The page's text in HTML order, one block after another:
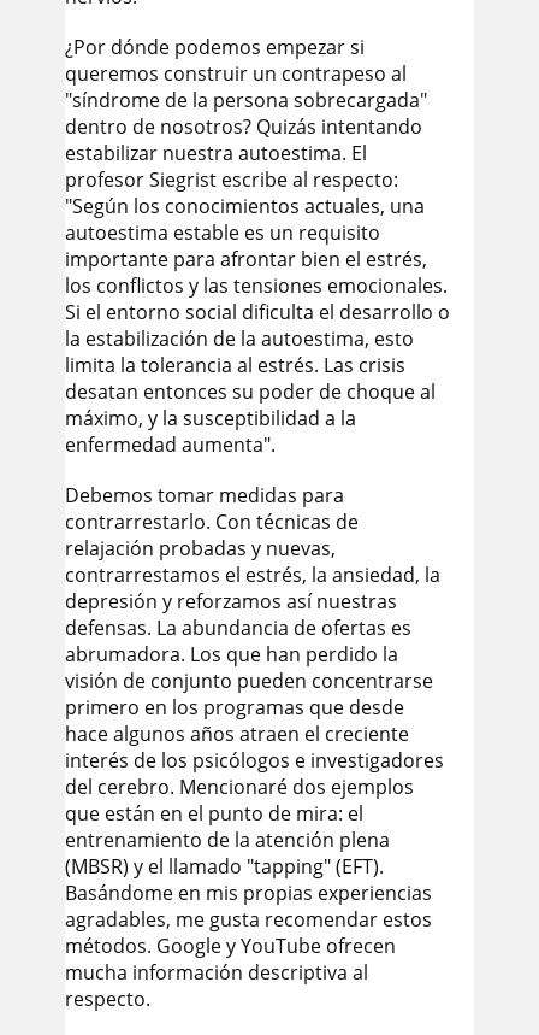
¿Por dónde podemos empezar si
queremos construir un contrapeso al
"síndrome de la persona sobrecargada"
dentro de nosotros? Quizás intentando
estabilizar nuestra autoestima. El
profesor Siegrist escribe al respecto:
"Según los conocimientos actuales, una
autoestima estable es un requisito
importante para afrontar bien el estrés,
los conflictos y las tensiones emocionales.
Si el entorno social dificulta el desarrollo o
la estabilización de la autoestima, esto
limita la tolerancia al estrés. Las crisis
desatan entonces su poder de choque al
máximo, y la susceptibilidad a la
enfermedad aumenta".
Debemos tomar medidas para
contrarrestarlo. Con técnicas de
relajación probadas y nuevas,
contrarrestamos el estrés, la ansiedad, la
depresión y reforzamos así nuestras
defensas. La abundancia de ofertas es
abrumadora. Los que han perdido la
visión de conjunto pueden concentrarse
primero en los programas que desde
hace algunos años atraen el creciente
interés de los psicólogos e investigadores
del cerebro. Mencionaré dos ejemplos
que están en el punto de mira: el
entrenamiento de la atención plena
(MBSR) y el llamado "tapping" (EFT).
Basándome en mis propias experiencias
agradables, me gusta recomendar estos
métodos. Google y YouTube ofrecen
mucha información descriptiva al
respecto.